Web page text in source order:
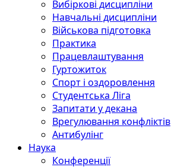
Вибіркові дисципліни
Навчальні дисципліни
Військова підготовка
Практика
Працевлаштування
Гуртожиток
Спорт і оздоровлення
Студентська Ліга
Запитати у декана
Врегулювання конфліктів
Антибулінг
Наука
Конференції